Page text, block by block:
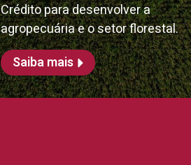
Crédito para desenvolver a
agropecuária e o setor florestal.
Saiba mais